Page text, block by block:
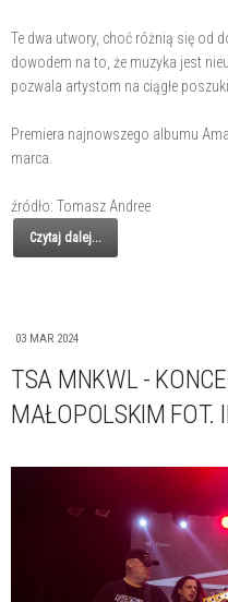
Te dwa utwory, choć różnią się od
dowodem na to, że muzyka jest
pozwala artystom na ciągłe
Premiera najnowszego albumu
marca.
źródło: Tomasz Andree
Czytaj dalej...
03 MAR 2024
TSA MNKWL -
MAŁOPOLSKIM FOT.